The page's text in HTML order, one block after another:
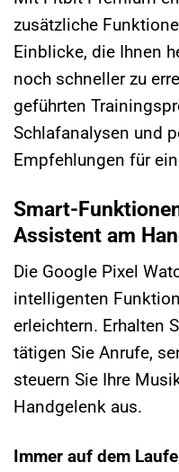
zusätzliche
Einblicke, die Ihnen
noch schneller zu
geführten
Schlafanalysen und
Empfehlungen für
Smart-
Assistent am
Die Google Pixel
intelligenten
erleichtern. Erhalten
tätigen Sie Anrufe,
steuern Sie Ihre
Handgelenk aus.
Immer auf dem